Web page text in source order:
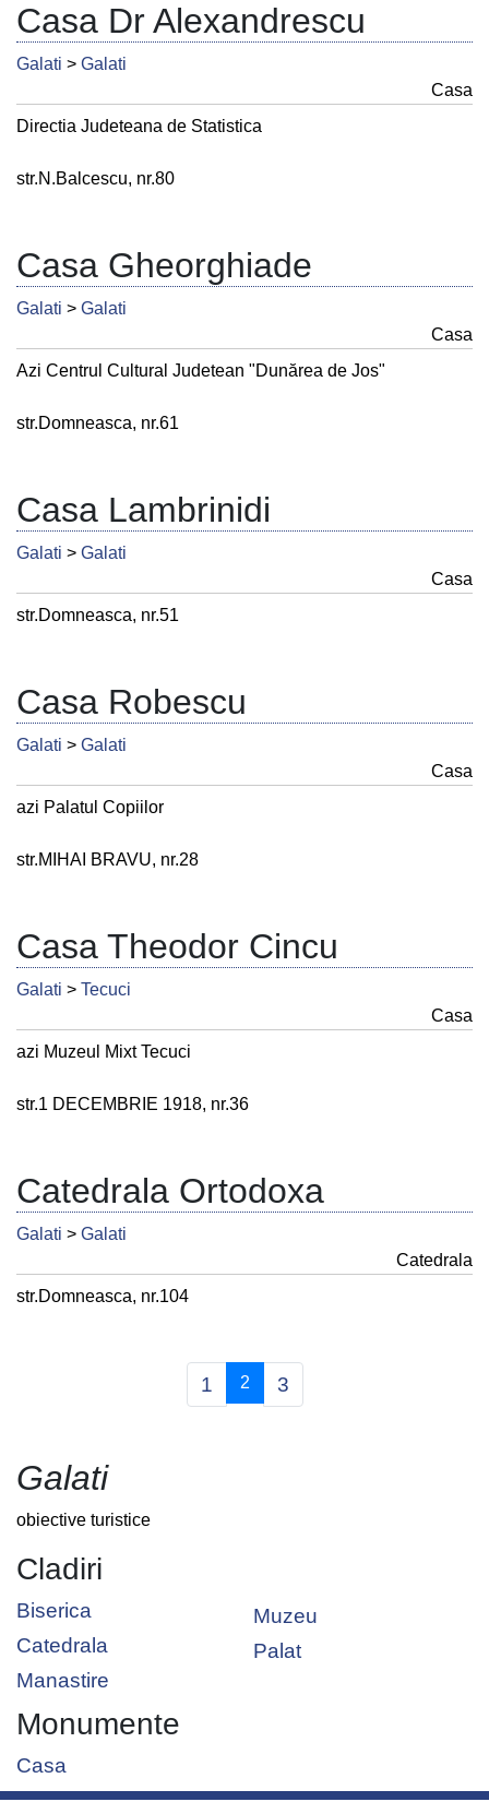
Casa Dr Alexandrescu
Galati > Galati
Casa
Directia Judeteana de Statistica
str.N.Balcescu, nr.80
Casa Gheorghiade
Galati > Galati
Casa
Azi Centrul Cultural Judetean "Dunărea de Jos"
str.Domneasca, nr.61
Casa Lambrinidi
Galati > Galati
Casa
str.Domneasca, nr.51
Casa Robescu
Galati > Galati
Casa
azi Palatul Copiilor
str.MIHAI BRAVU, nr.28
Casa Theodor Cincu
Galati > Tecuci
Casa
azi Muzeul Mixt Tecuci
str.1 DECEMBRIE 1918, nr.36
Catedrala Ortodoxa
Galati > Galati
Catedrala
str.Domneasca, nr.104
1 2(current)
3
Galati
obiective turistice
Cladiri
Biserica
Catedrala
Manastire
Muzeu
Palat
Monumente
Casa